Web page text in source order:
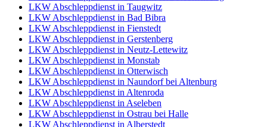
LKW Abschleppdienst in Taugwitz
LKW Abschleppdienst in Bad Bibra
LKW Abschleppdienst in Fienstedt
LKW Abschleppdienst in Gerstenberg
LKW Abschleppdienst in Neutz-Lettewitz
LKW Abschleppdienst in Monstab
LKW Abschleppdienst in Otterwisch
LKW Abschleppdienst in Naundorf bei Altenburg
LKW Abschleppdienst in Altenroda
LKW Abschleppdienst in Aseleben
LKW Abschleppdienst in Ostrau bei Halle
LKW Abschleppdienst in Alberstedt